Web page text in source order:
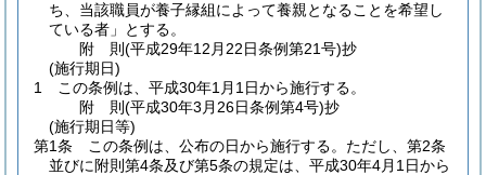
ち、当該職員が養子縁組によって養親となることを希望し
ている者」とする。
附 則(平成29年12月22日条例第21号)抄
(施行期日)
1
この条例は、平成30年1月1日から施行する。
附 則(平成30年3月26日条例第4号)抄
(施行期日等)
第1条
この条例は、公布の日から施行する。 ただし、第2条
並びに附則第4条及び第5条の規定は、平成30年4月1日から